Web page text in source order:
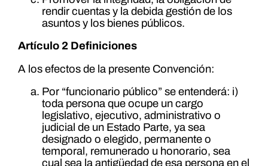
rendir cuentas y la debida gestión de los
asuntos y los bienes públicos.
Artículo 2 Definiciones
A los efectos de la presente Convención:
Por “funcionario público” se entenderá: i)
toda persona que ocupe un cargo
legislativo, ejecutivo, administrativo o
judicial de un Estado Parte, ya sea
designado o elegido, permanente o
temporal, remunerado u honorario, sea
cual sea la antigüedad de esa persona en el